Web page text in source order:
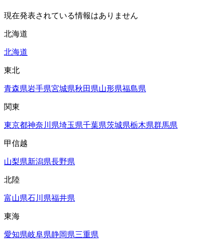
現在発表されている情報はありません
北海道
北海道
東北
青森県岩手県宮城県秋田県山形県福島県
関東
東京都神奈川県埼玉県千葉県茨城県栃木県群馬県
甲信越
山梨県新潟県長野県
北陸
富山県石川県福井県
東海
愛知県岐阜県静岡県三重県